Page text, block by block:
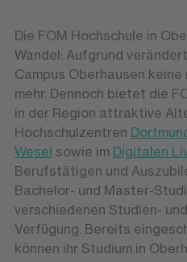
Die FOM Hochschule in
Wandel: Aufgrund
Campus Oberhausen
mehr. Dennoch bietet die
in der Region attraktive
Hochschulzentren
Wesel sowie im Digitalen
Berufstätigen und
Bachelor- und Master-
verschiedenen Studien-
Verfügung. Bereits
können ihr Studium in